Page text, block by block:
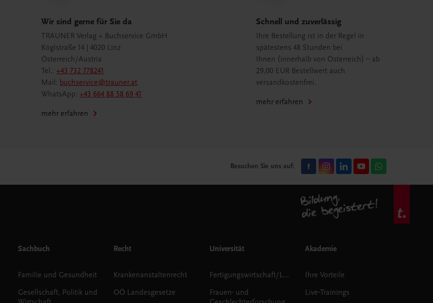
Wir sind gerne für Sie da
TRAUNER Verlag + Buchservice GmbH
Köglstraße 14 | 4020 Linz
Österreich/Austria
Tel.:+43 732 778241
Mail: buchservice@trauner.at
WhatsApp:+43 664 88 58 69 41
mehr erfahren
Schnell und zuverlässig
Ihre Bestellung ist in der Regel in
spätestens 48 Stunden bei
Ihnen (innerhalb von Österreich) – ab
29,00 EUR Bestellwert auch
versandkostenfrei.
mehr erfahren
Besuchen Sie uns auf:
Sachbuch
Familie und Gesundheit
Gesellschaft, Politik und
Recht
Krankenanstaltenrecht
OÖ Landesgesetze
Universität
Fertigungswirtschaft/Logistik
Frauen- und
Akademie
Ihre Vorteile
Live-Trainings